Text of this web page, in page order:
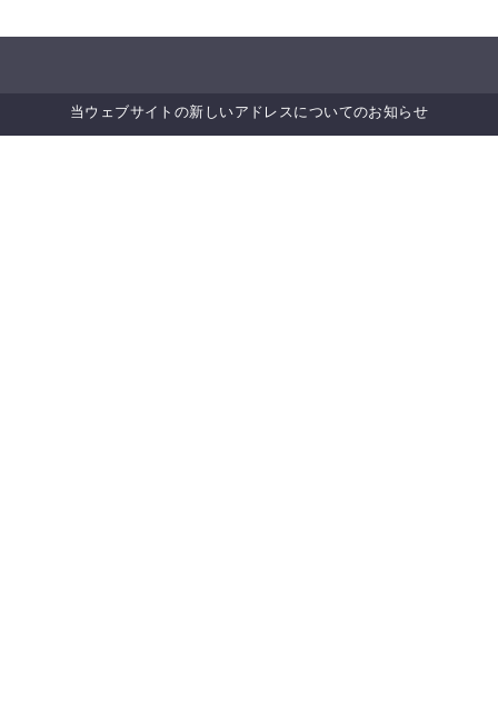
ニュースレター登録
当ウェブサイトの新しいアドレスについてのお知らせ